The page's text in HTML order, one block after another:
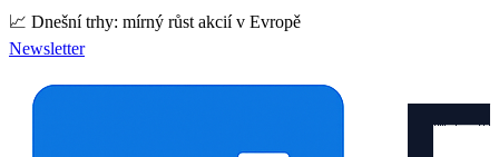
📈 Dnešní trhy: mírný růst akcií v Evropě
Newsletter